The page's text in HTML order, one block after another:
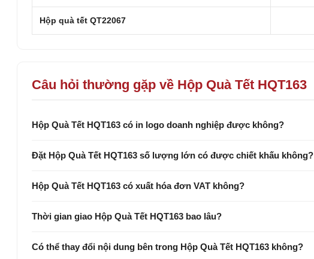
Hộp quà tết QT22067
Câu hỏi thường gặp về Hộp Quà Tết HQT163
Hộp Quà Tết HQT163 có in logo doanh nghiệp được không?
Đặt Hộp Quà Tết HQT163 số lượng lớn có được chiết khấu không?
Hộp Quà Tết HQT163 có xuất hóa đơn VAT không?
Thời gian giao Hộp Quà Tết HQT163 bao lâu?
Có thể thay đổi nội dung bên trong Hộp Quà Tết HQT163 không?